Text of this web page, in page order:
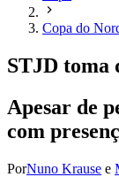
Copa do
STJD toma
Apesar de
com
PorNuno Krause e